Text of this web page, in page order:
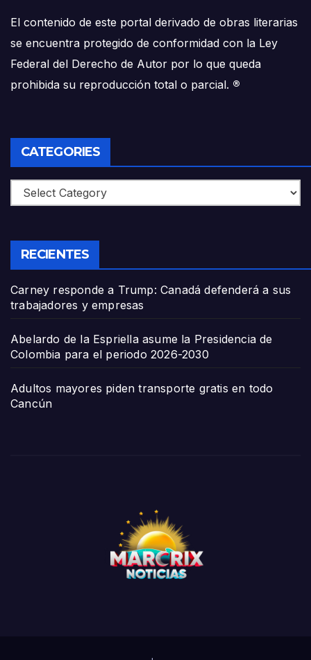
El contenido de este portal derivado de obras literarias
se encuentra protegido de conformidad con la Ley
Federal del Derecho de Autor por lo que queda
prohibida su reproducción total o parcial. ®
CATEGORIES
Categories
RECIENTES
Carney responde a Trump: Canadá defenderá a sus
trabajadores y empresas
Abelardo de la Espriella asume la Presidencia de
Colombia para el periodo 2026-2030
Adultos mayores piden transporte gratis en todo
Cancún